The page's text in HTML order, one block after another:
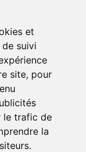
et
suivi
site, pour
le trafic de
la